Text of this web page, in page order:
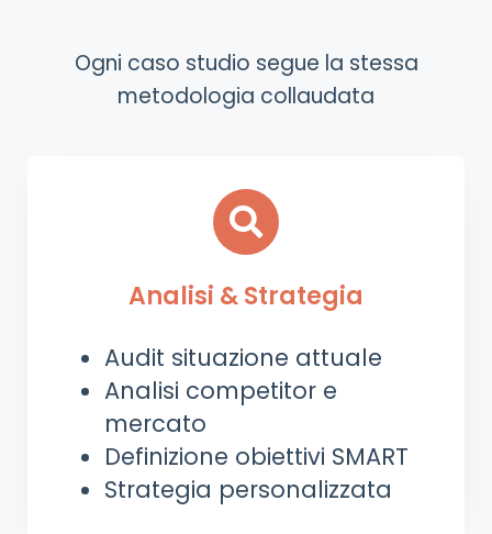
Ogni caso studio segue la stessa
metodologia collaudata
Analisi & Strategia
Audit situazione attuale
Analisi competitor e
mercato
Definizione obiettivi SMART
Strategia personalizzata